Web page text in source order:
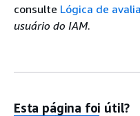
consulte Lógica de
usuário do IAM.
Esta página foi útil?